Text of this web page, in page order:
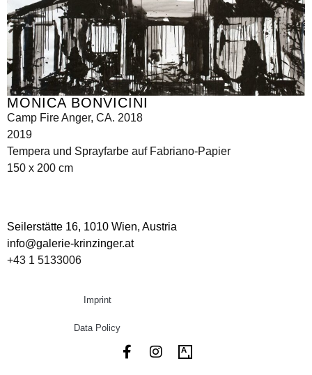
MONICA BONVICINI
Camp Fire Anger, CA. 2018
2019
Tempera und Sprayfarbe auf Fabriano-Papier
150 x 200 cm
Seilerstätte 16, 1010 Wien, Austria
info@galerie-krinzinger.at
+43 1 5133006
Imprint
Data Policy